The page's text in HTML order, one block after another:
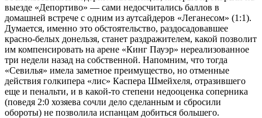
выезде «Депортиво» — сами недосчитались баллов в
домашней встрече с одним из аутсайдеров «Леганесом» (1:1).
Думается, именно это обстоятельство, раздосадовавшее
красно-белых донельзя, станет раздражителем, какой позволит
им компенсировать на арене «Кинг Пауэр» нереализованное
три недели назад на собственной. Напомним, что тогда
«Севилья» имела заметное преимущество, но отменные
действия голкипера «лис» Каспера Шмейхеля, отразившего
еще и пенальти, и в какой-то степени недооценка соперника
(поведя 2:0 хозяева сочли дело сделанным и сбросили
обороты) не позволила испанцам добиться большего.